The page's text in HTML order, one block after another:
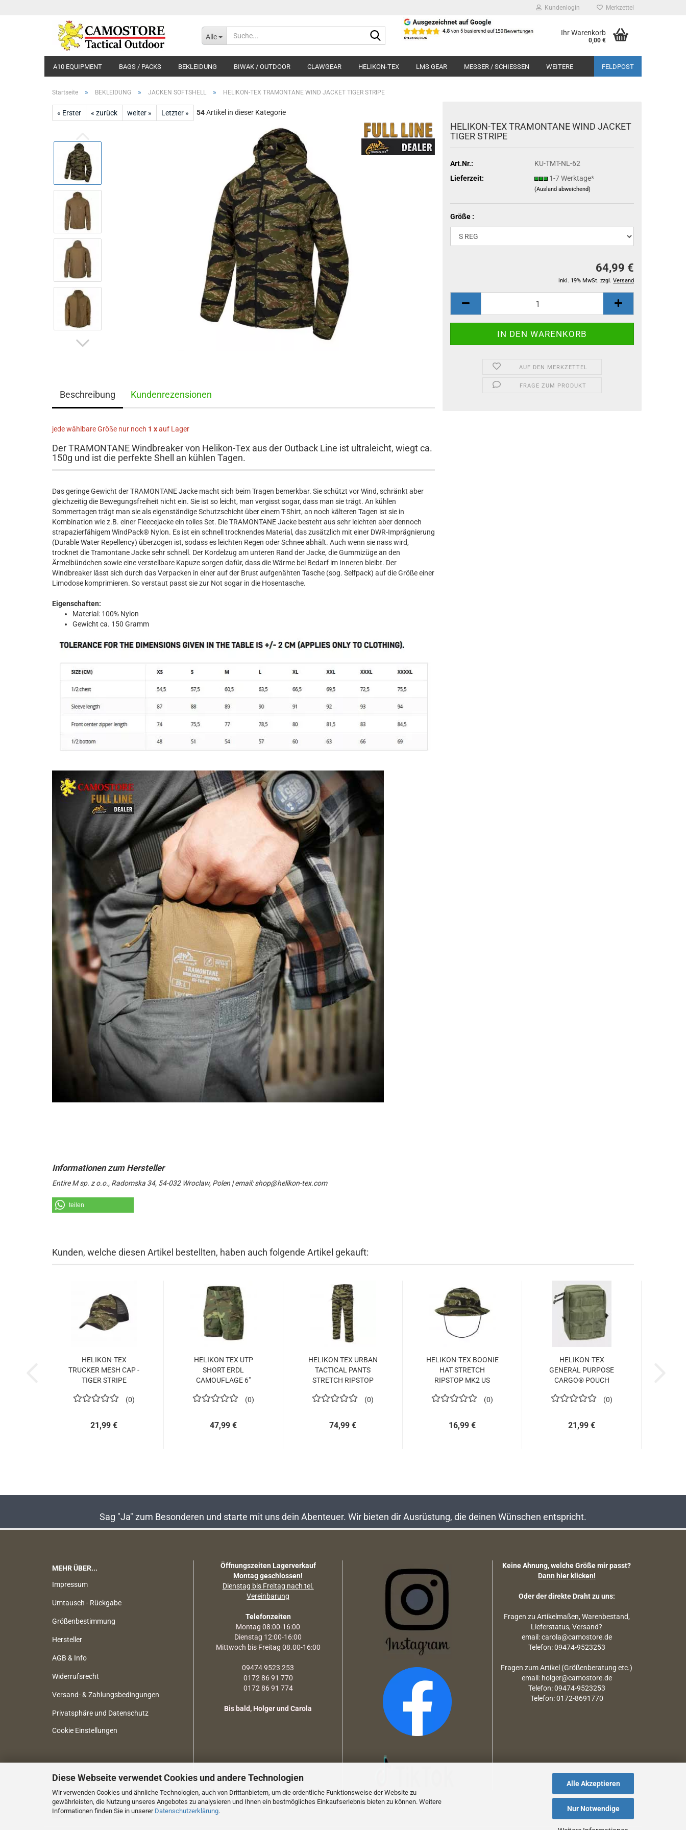
Diese Webseite verwendet Cookies und andere Technologien
Wir verwenden Cookies und ähnliche Technologien, auch von Drittanbietern, um die ordentliche Funktionsweise der Website zu
gewährleisten, die Nutzung unseres Angebotes zu analysieren und Ihnen ein bestmögliches Einkaufserlebnis bieten zu können. Weitere
Informationen finden Sie in unserer Datenschutzerklärung.
Alle Akzeptieren
Nur Notwendige
Kundenlogin Merkzettel
Alle
Suche... Ihr Warenkorb
0,00 €
A10 EQUIPMENT BAGS / PACKS BEKLEIDUNG BIWAK / OUTDOOR CLAWGEAR HELIKON-TEX LMS GEAR MESSER / SCHIESSEN FELDPOST
WEITERE
Startseite » BEKLEIDUNG » JACKEN SOFTSHELL » HELIKON-TEX TRAMONTANE WIND JACKET TIGER STRIPE
« Erster « zurück weiter » Letzter » 54Artikel in dieser Kategorie
HELIKON-TEX TRAMONTANE WIND JACKET
TIGER STRIPE
Art.Nr.:
KU-TMT-NL-62
Lieferzeit:
1-7 Werktage*
(Ausland abweichend)
Größe :
64,99 €
inkl. 19% MwSt. zzgl. Versand
AUF DEN MERKZETTEL
FRAGE ZUM PRODUKT
Beschreibung Kundenrezensionen
jede wählbare Größe nur noch 1 xauf Lager
Der TRAMONTANE Windbreaker von Helikon-Tex aus der Outback Line ist ultraleicht, wiegt ca.
150g und ist die perfekte Shell an kühlen Tagen.
Das geringe Gewicht der TRAMONTANE Jacke macht sich beim Tragen bemerkbar. Sie schützt vor Wind, schränkt aber
gleichzeitig die Bewegungsfreiheit nicht ein. Sie ist so leicht, man vergisst sogar, dass man sie trägt. An kühlen
Sommertagen trägt man sie als eigenständige Schutzschicht über einem T-Shirt, an noch kälteren Tagen ist sie in
Kombination wie z.B. einer Fleecejacke ein tolles Set. Die TRAMONTANE Jacke besteht aus sehr leichten aber dennoch
strapazierfähigem WindPack® Nylon. Es ist ein schnell trocknendes Material, das zusätzlich mit einer DWR-Imprägnierung
(Durable Water Repellency) überzogen ist, sodass es leichten Regen oder Schnee abhält. Auch wenn sie nass wird,
trocknet die Tramontane Jacke sehr schnell. Der Kordelzug am unteren Rand der Jacke, die Gummizüge an den
Ärmelbündchen sowie eine verstellbare Kapuze sorgen dafür, dass die Wärme bei Bedarf im Inneren bleibt. Der
Windbreaker lässt sich durch das Verpacken in einer auf der Brust aufgenähten Tasche (sog. Selfpack) auf die Größe einer
Limodose komprimieren. So verstaut passt sie zur Not sogar in die Hosentasche.
Eigenschaften:
Material: 100% Nylon
Gewicht ca. 150 Gramm
Entire M sp. z o.o., Radomska 34, 54-032 Wroclaw, Polen | email: shop@helikon-tex.com
teilen
Kunden, welche diesen Artikel bestellten, haben auch folgende Artikel gekauft:
HELIKON-TEX
TRUCKER MESH CAP -
TIGER STRIPE
0
21,99 €
HELIKON TEX UTP
SHORT ERDL
CAMOUFLAGE 6"
0
47,99 €
HELIKON TEX URBAN
TACTICAL PANTS
STRETCH RIPSTOP
0
74,99 €
HELIKON-TEX BOONIE
HAT STRETCH
RIPSTOP MK2 US
0
16,99 €
HELIKON-TEX
GENERAL PURPOSE
CARGO® POUCH
0
21,99 €
Sag "Ja" zum Besonderen und starte mit uns dein Abenteuer. Wir bieten dir Ausrüstung, die deinen Wünschen entspricht.
MEHR ÜBER...
Impressum
Umtausch - Rückgabe
Größenbestimmung
Hersteller
AGB & Info
Widerrufsrecht
Versand- & Zahlungsbedingungen
Privatsphäre und Datenschutz
Cookie Einstellungen
Öffnungszeiten Lagerverkauf
Montag geschlossen!
Dienstag bis Freitag nach tel.
Vereinbarung
Telefonzeiten
Montag 08:00-16:00
Dienstag 12:00-16:00
Mittwoch bis Freitag 08.00-16:00
09474 9523 253
0172 86 91 770
0172 86 91 774
Bis bald, Holger und Carola
Keine Ahnung, welche Größe mir passt?
Dann hier klicken!
Oder der direkte Draht zu uns:
Fragen zu Artikelmaßen, Warenbestand,
Lieferstatus, Versand?
email: carola@camostore.de
Telefon: 09474-9523253
Fragen zum Artikel (Größenberatung etc.)
email: holger@camostore.de
Telefon: 09474-9523253
Telefon: 0172-8691770
Vertrag widerrufen